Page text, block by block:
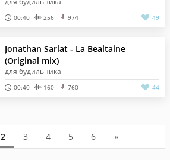
00:40 256 974 49
Jonathan Sarlat - La Bealtaine
(Original mix)
для будильника
00:40 160 760 44
2 3 4 5 6 »